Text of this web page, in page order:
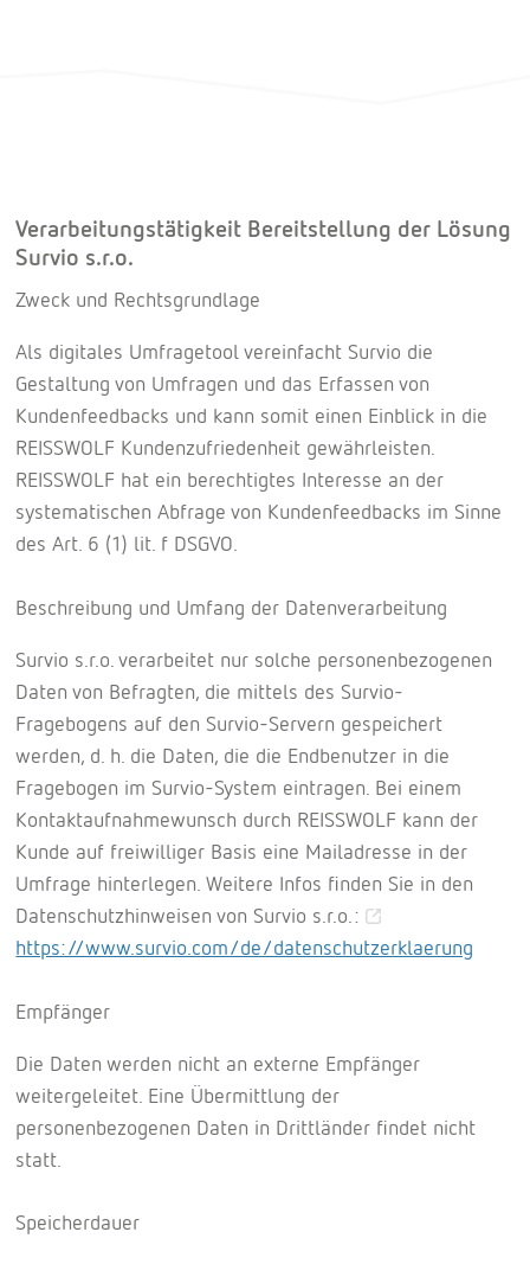
Verarbeitungstätigkeit Bereitstellung der Lösung
Survio s.r.o.
Zweck und Rechtsgrundlage
Als digitales Umfragetool vereinfacht Survio die
Gestaltung von Umfragen und das Erfassen von
Kundenfeedbacks und kann somit einen Einblick in die
REISSWOLF Kundenzufriedenheit gewährleisten.
REISSWOLF hat ein berechtigtes Interesse an der
systematischen Abfrage von Kundenfeedbacks im Sinne
des Art. 6 (1) lit. f DSGVO.
Beschreibung und Umfang der Datenverarbeitung
Survio s.r.o. verarbeitet nur solche personenbezogenen
Daten von Befragten, die mittels des Survio-
Fragebogens auf den Survio-Servern gespeichert
werden, d. h. die Daten, die die Endbenutzer in die
Fragebogen im Survio-System eintragen. Bei einem
Kontaktaufnahmewunsch durch REISSWOLF kann der
Kunde auf freiwilliger Basis eine Mailadresse in der
Umfrage hinterlegen. Weitere Infos finden Sie in den
Datenschutzhinweisen von Survio s.r.o.:
https://www.survio.com/de/datenschutzerklaerung
Empfänger
Die Daten werden nicht an externe Empfänger
weitergeleitet. Eine Übermittlung der
personenbezogenen Daten in Drittländer findet nicht
statt.
Speicherdauer